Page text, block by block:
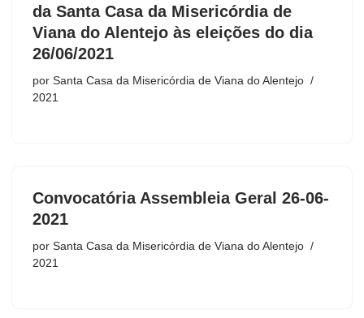
da Santa Casa da Misericórdia de
Viana do Alentejo às eleições do dia
26/06/2021
por Santa Casa da Misericórdia de Viana do Alentejo
2021
Convocatória Assembleia Geral 26-06-
2021
por Santa Casa da Misericórdia de Viana do Alentejo
2021